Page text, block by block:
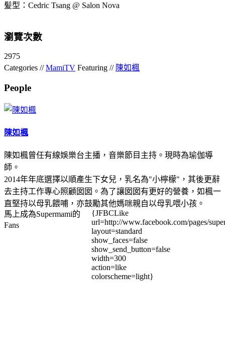
髪型：Cedric Tsang @ Salon Nova
瀏覽次數
2975
Categories //MamiTV Featuring // 陳如楓
People
陳如楓
陳如楓曾任有線娛樂台主播，音樂節目主持。現時為瑜伽導
師。
2014年年底選擇以順產生下女兒，乳名為"小檸檬"，其後更辭
去主持工作專心照顧囡囡。為了讓囡囡有更好的營養，如楓一
直堅持以母乳餵哺，亦鼓勵其他媽咪親自以母乳喂小孩。
馬上成為Supermami的
Fans
{JFBCLike
url=http://www.facebook.com/pages/
layout=standard
show_faces=false
show_send_button=false
width=300
action=like
colorscheme=light}